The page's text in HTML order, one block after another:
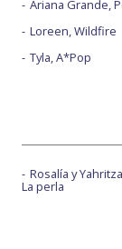
Ariana Grande,
Loreen, Wildfire
Tyla, A*Pop
Rosalía y
La perla